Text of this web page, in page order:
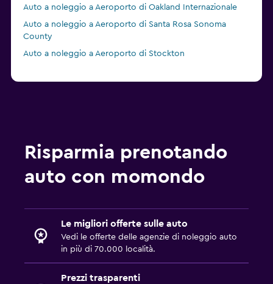
Auto a noleggio a Aeroporto di Oakland Internazionale
Auto a noleggio a Aeroporto di Santa Rosa Sonoma
County
Auto a noleggio a Aeroporto di Stockton
Risparmia prenotando
auto con momondo
Le migliori offerte sulle auto
Vedi le offerte delle agenzie di noleggio auto
in più di 70.000 località.
Prezzi trasparenti